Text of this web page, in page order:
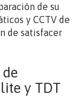
de su
y CCTV de
de satisfacer
y TDT